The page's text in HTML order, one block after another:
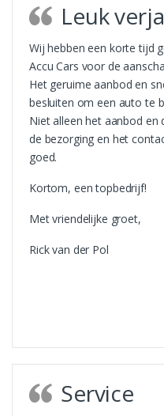
Leuk
Wij hebben een korte tijd
Accu Cars voor de
Het geruime aanbod en
besluiten om een auto te
Niet alleen het aanbod
de bezorging en het
goed.
Kortom, een topbedrijf!
Met vriendelijke groet,
Rick van der Pol
Service